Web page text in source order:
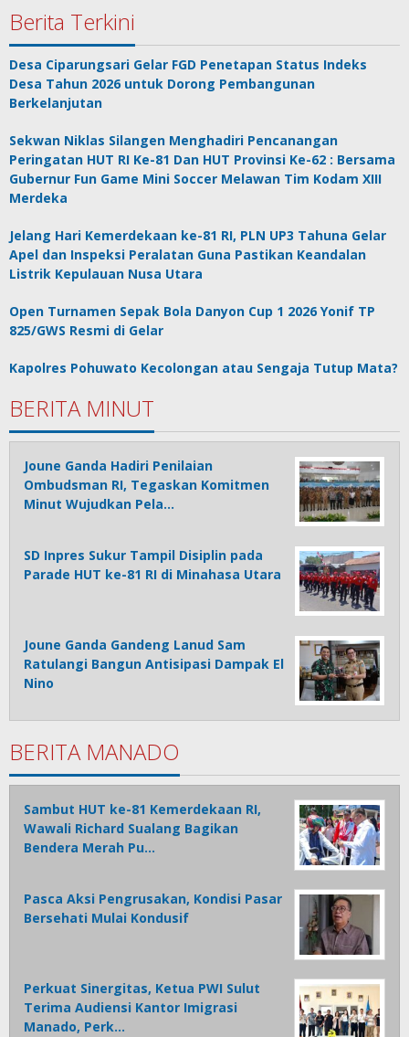
Berita Terkini
Desa Ciparungsari Gelar FGD Penetapan Status Indeks
Desa Tahun 2026 untuk Dorong Pembangunan
Berkelanjutan
Sekwan Niklas Silangen Menghadiri Pencanangan
Peringatan HUT RI Ke-81 Dan HUT Provinsi Ke-62 : Bersama
Gubernur Fun Game Mini Soccer Melawan Tim Kodam XIII
Merdeka
Jelang Hari Kemerdekaan ke-81 RI, PLN UP3 Tahuna Gelar
Apel dan Inspeksi Peralatan Guna Pastikan Keandalan
Listrik Kepulauan Nusa Utara
Open Turnamen Sepak Bola Danyon Cup 1 2026 Yonif TP
825/GWS Resmi di Gelar
Kapolres Pohuwato Kecolongan atau Sengaja Tutup Mata?
BERITA MINUT
Joune Ganda Hadiri Penilaian
Ombudsman RI, Tegaskan Komitmen
Minut Wujudkan Pela…
SD Inpres Sukur Tampil Disiplin pada
Parade HUT ke-81 RI di Minahasa Utara
Joune Ganda Gandeng Lanud Sam
Ratulangi Bangun Antisipasi Dampak El
Nino
BERITA MANADO
Sambut HUT ke-81 Kemerdekaan RI,
Wawali Richard Sualang Bagikan
Bendera Merah Pu…
Pasca Aksi Pengrusakan, Kondisi Pasar
Bersehati Mulai Kondusif
Perkuat Sinergitas, Ketua PWI Sulut
Terima Audiensi Kantor Imigrasi
Manado, Perk…